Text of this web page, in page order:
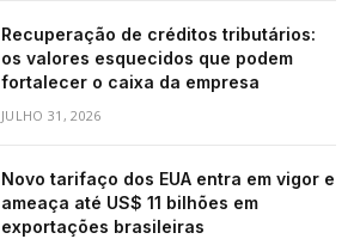
Recuperação de créditos tributários:
os valores esquecidos que podem
fortalecer o caixa da empresa
JULHO 31, 2026
Novo tarifaço dos EUA entra em vigor e
ameaça até US$ 11 bilhões em
exportações brasileiras